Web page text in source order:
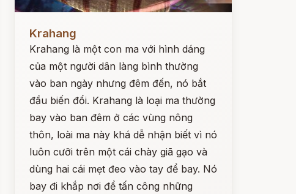
Krahang
Krahang là một con ma với hình dáng
của một người dân làng bình thường
vào ban ngày nhưng đêm đến, nó bắt
đầu biến đổi. Krahang là loại ma thường
bay vào ban đêm ở các vùng nông
thôn, loài ma này khá dễ nhận biết vì nó
luôn cưỡi trên một cái chày giã gạo và
dùng hai cái mẹt đeo vào tay để bay. Nó
bay đi khắp nơi để tấn công những